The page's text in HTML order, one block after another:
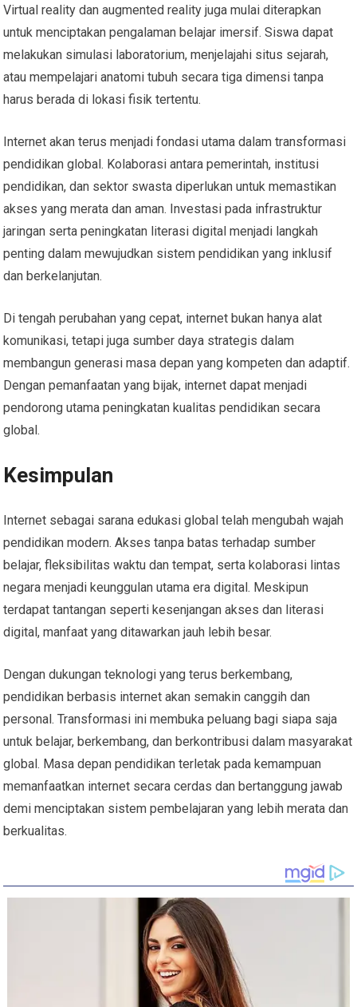
Virtual reality dan augmented reality juga mulai diterapkan
untuk menciptakan pengalaman belajar imersif. Siswa dapat
melakukan simulasi laboratorium, menjelajahi situs sejarah,
atau mempelajari anatomi tubuh secara tiga dimensi tanpa
harus berada di lokasi fisik tertentu.
Internet akan terus menjadi fondasi utama dalam transformasi
pendidikan global. Kolaborasi antara pemerintah, institusi
pendidikan, dan sektor swasta diperlukan untuk memastikan
akses yang merata dan aman. Investasi pada infrastruktur
jaringan serta peningkatan literasi digital menjadi langkah
penting dalam mewujudkan sistem pendidikan yang inklusif
dan berkelanjutan.
Di tengah perubahan yang cepat, internet bukan hanya alat
komunikasi, tetapi juga sumber daya strategis dalam
membangun generasi masa depan yang kompeten dan adaptif.
Dengan pemanfaatan yang bijak, internet dapat menjadi
pendorong utama peningkatan kualitas pendidikan secara
global.
Kesimpulan
Internet sebagai sarana edukasi global telah mengubah wajah
pendidikan modern. Akses tanpa batas terhadap sumber
belajar, fleksibilitas waktu dan tempat, serta kolaborasi lintas
negara menjadi keunggulan utama era digital. Meskipun
terdapat tantangan seperti kesenjangan akses dan literasi
digital, manfaat yang ditawarkan jauh lebih besar.
Dengan dukungan teknologi yang terus berkembang,
pendidikan berbasis internet akan semakin canggih dan
personal. Transformasi ini membuka peluang bagi siapa saja
untuk belajar, berkembang, dan berkontribusi dalam masyarakat
global. Masa depan pendidikan terletak pada kemampuan
memanfaatkan internet secara cerdas dan bertanggung jawab
demi menciptakan sistem pembelajaran yang lebih merata dan
berkualitas.